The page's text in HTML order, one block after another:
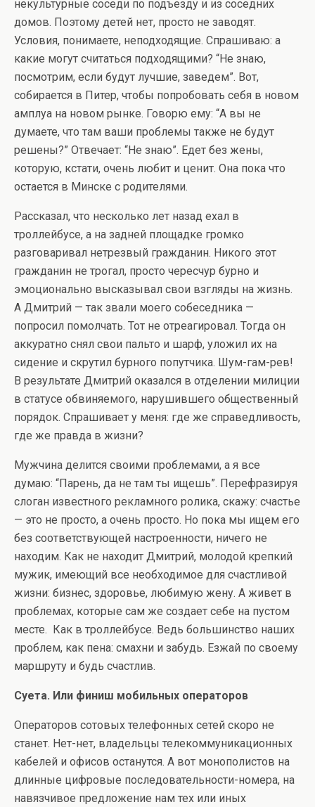
некультурные соседи по подъезду и из соседних
домов. Поэтому детей нет, просто не заводят.
Условия, понимаете, неподходящие. Спрашиваю: а
какие могут считаться подходящими? “Не знаю,
посмотрим, если будут лучшие, заведем”. Вот,
собирается в Питер, чтобы попробовать себя в новом
амплуа на новом рынке. Говорю ему: “А вы не
думаете, что там ваши проблемы также не будут
решены?” Отвечает: “Не знаю”. Едет без жены,
которую, кстати, очень любит и ценит. Она пока что
остается в Минске с родителями.
Рассказал, что несколько лет назад ехал в
троллейбусе, а на задней площадке громко
разговаривал нетрезвый гражданин. Никого этот
гражданин не трогал, просто чересчур бурно и
эмоционально высказывал свои взгляды на жизнь.
А Дмитрий — так звали моего собеседника —
попросил помолчать. Тот не отреагировал. Тогда он
аккуратно снял свои пальто и шарф, уложил их на
сидение и скрутил бурного попутчика. Шум-гам-рев!
В результате Дмитрий оказался в отделении милиции
в статусе обвиняемого, нарушившего общественный
порядок. Спрашивает у меня: где же справедливость,
где же правда в жизни?
Мужчина делится своими проблемами, а я все
думаю: “Парень, да не там ты ищешь”. Перефразируя
слоган известного рекламного ролика, скажу: счастье
— это не просто, а очень просто. Но пока мы ищем его
без соответствующей настроенности, ничего не
находим. Как не находит Дмитрий, молодой крепкий
мужик, имеющий все необходимое для счастливой
жизни: бизнес, здоровье, любимую жену. А живет в
проблемах, которые сам же создает себе на пустом
месте. Как в троллейбусе. Ведь большинство наших
проблем, как пена: смахни и забудь. Езжай по своему
маршруту и будь счастлив.
Суета. Или финиш мобильных операторов
Операторов сотовых телефонных сетей скоро не
станет. Нет-нет, владельцы телекоммуникационных
кабелей и офисов останутся. А вот монополистов на
длинные цифровые последовательности-номера, на
навязчивое предложение нам тех или иных